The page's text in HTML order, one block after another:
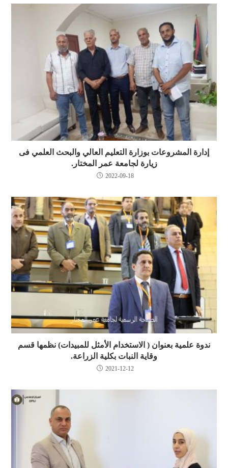
إدارة المشروعات بوزارة التعليم العالي والبحث العلمي فى
زيارة لجامعة عمر المختار.
2022-09-18
ندوة علمية بعنوان ( الاستخدام الأمثل للمبيدات) نظمها قسم
وقاية النبات بكلية الزراعة.
2021-12-12